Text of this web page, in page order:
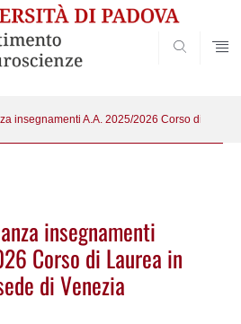
insegnamenti A.A. 2025/2026 Corso di
insegnamenti
Corso di Laurea in
di Venezia